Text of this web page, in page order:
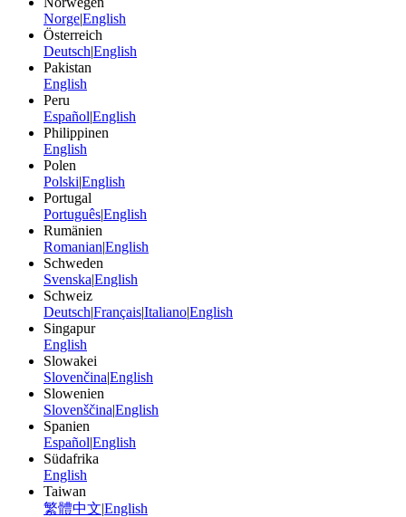
Norge|English
Österreich
Deutsch|English
Pakistan
English
Peru
Español|English
Philippinen
English
Polen
Polski|English
Portugal
Português|English
Rumänien
Romanian|English
Schweden
Svenska|English
Schweiz
Deutsch|Français|Italiano|English
Singapur
English
Slowakei
Slovenčina|English
Slowenien
Slovenščina|English
Spanien
Español|English
Südafrika
English
Taiwan
繁體中文|English